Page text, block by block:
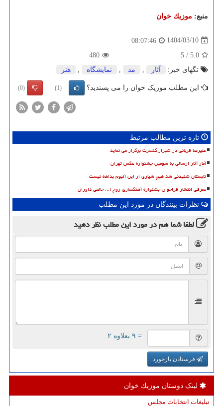
منبع: موزیك خوان
1404/03/10
08:07:46
5.0
/
5
480
تگهای خبر:
آثار مد نمایشگاه هنر
این مطلب موزیک خوان را می پسندید؟ (1)
(0)
تازه ترین مطالب مرتبط
علیرضا قربانی در شیراز کنسرت برگزار می نماید
آمار آثار ارسالی به سومین جشنواره عکس تهران
تابستان شنیدنی شد هیچ شیاری از این آلبوم بداهه نیست
معرفی انتشار فراخوان جشنواره آهنگسازی روح ا... خالقی داوران
نظرات بینندگان در مورد این مطلب
لطفا شما همدر مورد این مطلبنظر دهید
= ۹ بعلاوه ۲
فرستادن بازخورد
لینک دوستان موزیك خوان
تبلیغات انتخابات مجلس